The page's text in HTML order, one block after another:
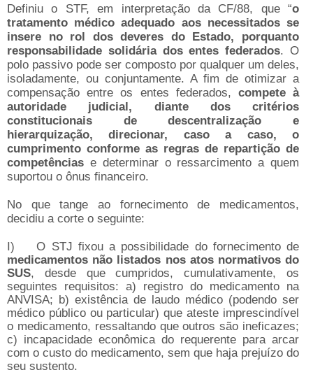
Definiu o STF, em interpretação da CF/88, que “o
tratamento médico adequado aos necessitados se
insere no rol dos deveres do Estado, porquanto
responsabilidade solidária dos entes federados. O
polo passivo pode ser composto por qualquer um deles,
isoladamente, ou conjuntamente. A fim de otimizar a
compensação entre os entes federados, compete à
autoridade judicial, diante dos critérios
constitucionais de descentralização e
hierarquização, direcionar, caso a caso, o
cumprimento conforme as regras de repartição de
competências e determinar o ressarcimento a quem
suportou o ônus financeiro.
No que tange ao fornecimento de medicamentos,
decidiu a corte o seguinte:
I)
O STJ fixou a possibilidade do fornecimento de
medicamentos não listados nos atos normativos do
SUS, desde que cumpridos, cumulativamente, os
seguintes requisitos: a) registro do medicamento na
ANVISA; b) existência de laudo médico (podendo ser
médico público ou particular) que ateste imprescindível
o medicamento, ressaltando que outros são ineficazes;
c) incapacidade econômica do requerente para arcar
com o custo do medicamento, sem que haja prejuízo do
seu sustento.